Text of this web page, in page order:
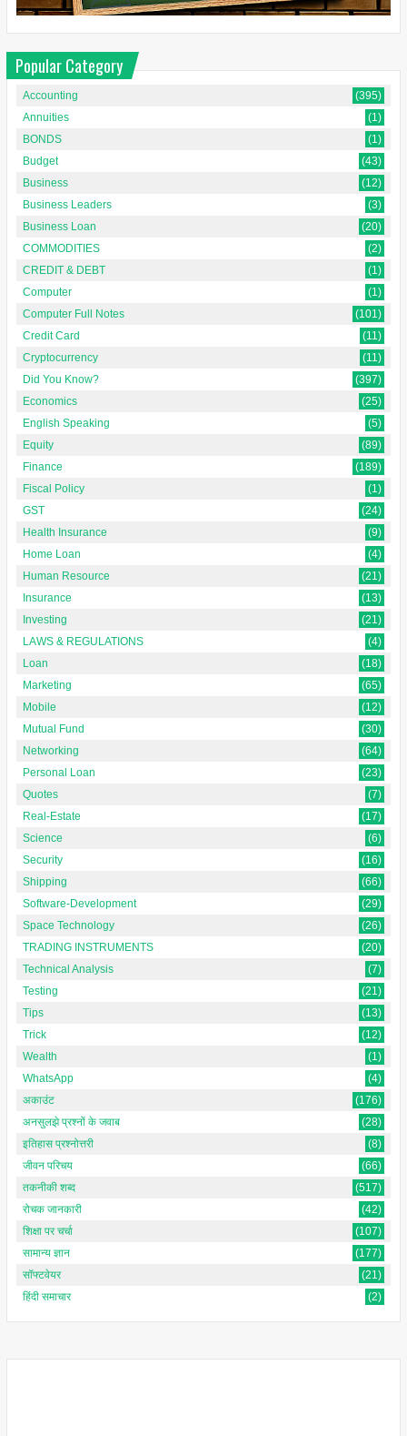
Popular Category
Accounting
(395)
Annuities
(1)
BONDS
(1)
Budget
(43)
Business
(12)
Business Leaders
(3)
Business Loan
(20)
COMMODITIES
(2)
CREDIT & DEBT
(1)
Computer
(1)
Computer Full Notes
(101)
Credit Card
(11)
Cryptocurrency
(11)
Did You Know?
(397)
Economics
(25)
English Speaking
(5)
Equity
(89)
Finance
(189)
Fiscal Policy
(1)
GST
(24)
Health Insurance
(9)
Home Loan
(4)
Human Resource
(21)
Insurance
(13)
Investing
(21)
LAWS & REGULATIONS
(4)
Loan
(18)
Marketing
(65)
Mobile
(12)
Mutual Fund
(30)
Networking
(64)
Personal Loan
(23)
Quotes
(7)
Real-Estate
(17)
Science
(6)
Security
(16)
Shipping
(66)
Software-Development
(29)
Space Technology
(26)
TRADING INSTRUMENTS
(20)
Technical Analysis
(7)
Testing
(21)
Tips
(13)
Trick
(12)
Wealth
(1)
WhatsApp
(4)
अकाउंट
(176)
अनसुलझे प्रश्नों के जवाब
(28)
इतिहास प्रश्नोत्तरी
(8)
जीवन परिचय
(66)
तकनीकी शब्द
(517)
रोचक जानकारी
(42)
शिक्षा पर चर्चा
(107)
सामान्य ज्ञान
(177)
सॉफ्टवेयर
(21)
हिंदी समाचार
(2)